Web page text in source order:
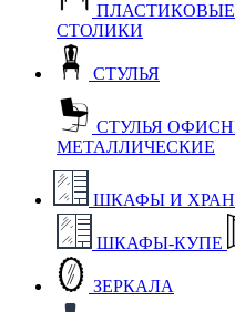
СТОЛИКИ
СТУЛЬЯ
СТУЛЬЯ
МЕТАЛЛИЧЕСКИЕ
ШКАФЫ И
ШКАФЫ-КУПЕ
ЗЕРКАЛА